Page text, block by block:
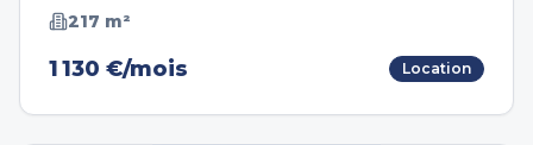
217 m²
1 130 €/mois Location